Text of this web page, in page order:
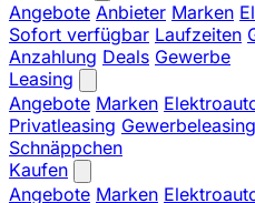
Angebote Anbieter Marken
Sofort verfügbar Laufzeiten
Anzahlung Deals Gewerbe
Leasing
Angebote Marken
Privatleasing Gewerbeleasing
Schnäppchen
Kaufen
Angebote Marken